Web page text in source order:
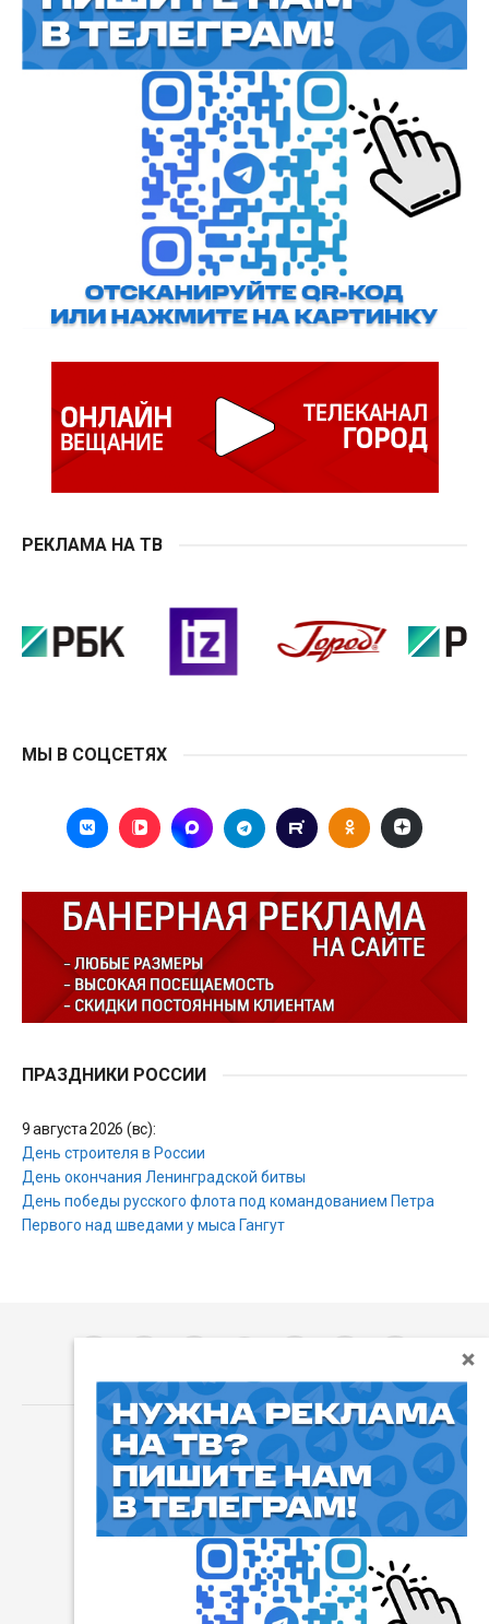
РЕКЛАМА НА ТВ
МЫ В СОЦСЕТЯХ
ПРАЗДНИКИ РОССИИ
9 августа 2026 (вс):
День строителя в России
День окончания Ленинградской битвы
День победы русского флота под командованием Петра
Первого над шведами у мыса Гангут